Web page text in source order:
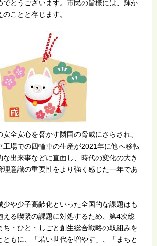
とうございます。市民の皆様には、輝か
ことと存じます。
全安心を脅かす隣国の脅威にさらされ、
工場での四輪車の生産が2021年に他へ移転
な出来事などに直面し、時代の変化の大き
理意識の重要性をより強く感じた一年であ
や少子高齢化といった全国的な課題はも
える喫緊の課題に対処するため、第4次総
ち・ひと・しごと創生総合戦略の取組みを
ともに、「若い世代を増やす」、「まちと